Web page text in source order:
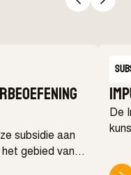
subsidie aan
gebied van
en
De